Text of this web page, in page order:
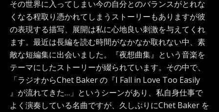
その世界に入ってしまい今の自分とのバランスがとれな
くなる程取り憑かれてしまうストーリーもありますが彼
の表現する描写、展開は私に心地良い刺激を与えてくれ
ます。最近は長編を読む時間がなかなか取れない中、素
敵な短編集に出会いました。『夜想曲集』という音楽を
テーマにしたストーリーが綴られています。その中で、
「ラジオからChet Baker の『I Fall in Love Too Easily
』が流れてきた…」というシーンがあり、私自身仕事で
よく演奏している名曲ですが、久しぶりにChet Baker を